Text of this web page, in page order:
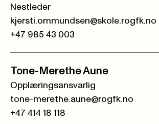
Nestleder
kjersti.ommundsen@skole.rogfk.no
+47 985 43 003
Tone-Merethe Aune
Opplæringsansvarlig
tone-merethe.aune@rogfk.no
+47 414 18 118